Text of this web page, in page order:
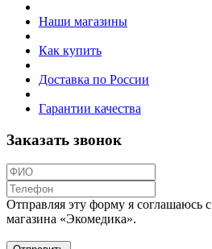
Наши магазины
Как купить
Доставка по России
Гарантии качества
Заказать звонок
Отправляя эту форму я соглашаюсь с
магазина «Экомедика».